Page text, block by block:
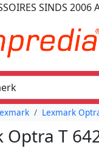
SINDS 2006
Lexmark
Optra T